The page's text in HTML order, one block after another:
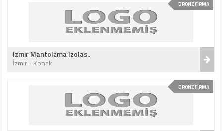
BRONZ FİRMA
Izmir Mantolama Izolas..
İzmir - Konak
BRONZ FİRMA